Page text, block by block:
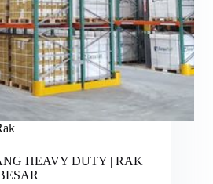
HEAVY DUTY | RAK